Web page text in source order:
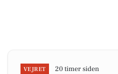
VEJRET 20 timer siden